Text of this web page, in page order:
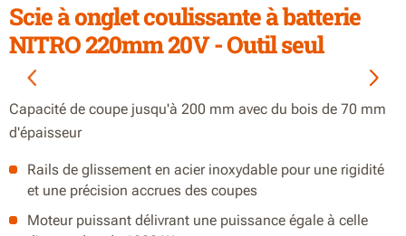
Scie à onglet coulissante à batterie
NITRO 220mm 20V - Outil seul
Capacité de coupe jusqu'à 200 mm avec du bois de 70 mm
d'épaisseur
Rails de glissement en acier inoxydable pour une rigidité
et une précision accrues des coupes
Moteur puissant délivrant une puissance égale à celle